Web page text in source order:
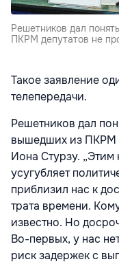
Решетников дал
ПКРМ депутатов не
Такое заявление
телепередачи.
Решетников дал
вышедших из ПКРМ
Иона Стурзу.
усугубляет
приблизил нас к
трата времени.
известно. Но
Во-первых, у нас
риск задержек с